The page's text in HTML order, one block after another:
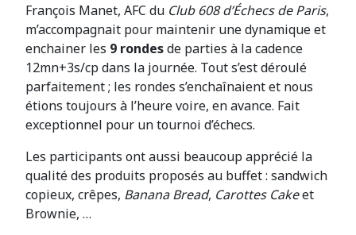
François Manet, AFC du Club 608 d’Échecs de Paris,
m’accompagnait pour maintenir une dynamique et
enchainer les 9 rondesde parties à la cadence
12mn+3s/cp dans la journée. Tout s’est déroulé
parfaitement ; les rondes s’enchaînaient et nous
étions toujours à l’heure voire, en avance. Fait
exceptionnel pour un tournoi d’échecs.
Les participants ont aussi beaucoup apprécié la
qualité des produits proposés au buffet : sandwich
copieux, crêpes, Banana Bread, Carottes Cakeet
Brownie, …